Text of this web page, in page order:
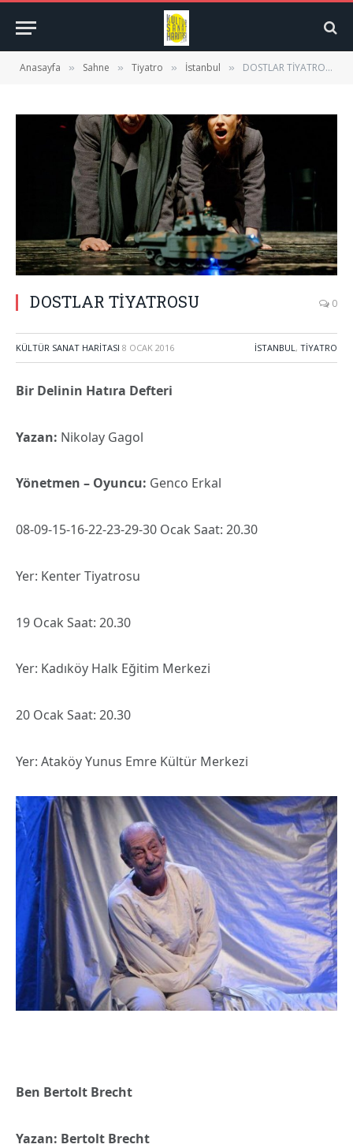
Anasayfa » Sahne » Tiyatro » İstanbul » DOSTLAR TİYATROSU
DOSTLAR TİYATROSU 0
KÜLTÜR SANAT HARITASI 8 OCAK 2016 İSTANBUL, TIYATRO
Bir Delinin Hatıra Defteri
Yazan: Nikolay Gagol
Yönetmen – Oyuncu: Genco Erkal
08-09-15-16-22-23-29-30 Ocak Saat: 20.30
Yer: Kenter Tiyatrosu
19 Ocak Saat: 20.30
Yer: Kadıköy Halk Eğitim Merkezi
20 Ocak Saat: 20.30
Yer: Ataköy Yunus Emre Kültür Merkezi
Ben Bertolt Brecht
Yazan: Bertolt Brecht